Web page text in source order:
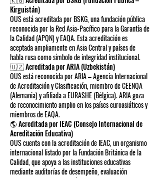
Kirguistán)
OUS está acreditada por BSKG, una fundación pública
reconocida por la Red Asia-Pacífico para la Garantía de
la Calidad (APQN) y EAQA. Esta acreditación es
aceptada ampliamente en Asia Central y países de
habla rusa como símbolo de integridad institucional.
🇺🇿 Acreditada por ARIA (Uzbekistán)
OUS está reconocida por ARIA – Agencia Internacional
de Acreditación y Clasificación, miembro de CEENQA
(Alemania) y afiliada a EURASHE (Bélgica). ARIA goza
de reconocimiento amplio en los países euroasiáticos y
miembros de EAQA.
🌎 Acreditada por IEAC (Consejo Internacional de
Acreditación Educativa)
OUS cuenta con la acreditación de IEAC, un organismo
internacional listado por la Fundación Británica de la
Calidad, que apoya a las instituciones educativas
mediante auditorías de desempeño, evaluación